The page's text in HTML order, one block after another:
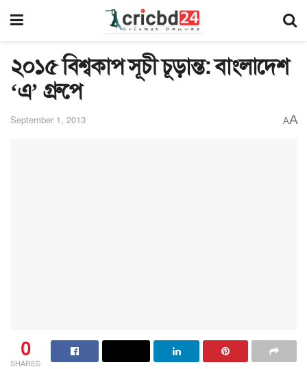
২০১৫ বিশ্বকাপ সূচী চূড়ান্ত: বাংলাদেশ
‘এ’ গ্রুপে
September 1, 2013 AA
0
SHARES